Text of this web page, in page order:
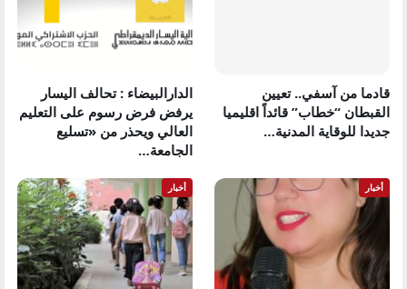
قادما من آسفي.. تعيين
القبطان “خطاب” قائداً اقليميا
جديدا للوقاية المدنية…
الدارالبيضاء : تحالف اليسار
يرفض فرض رسوم على التعليم
العالي ويحذر من «تسليع
الجامعة…
أخبار أخبار